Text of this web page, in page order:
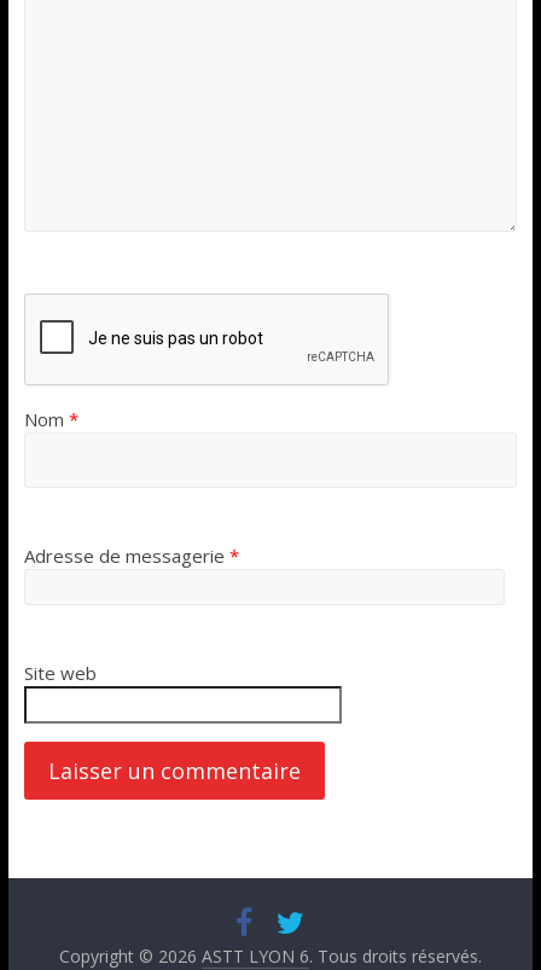
Nom *
Adresse de messagerie *
Site web
Copyright © 2026 ASTT LYON 6. Tous droits réservés.